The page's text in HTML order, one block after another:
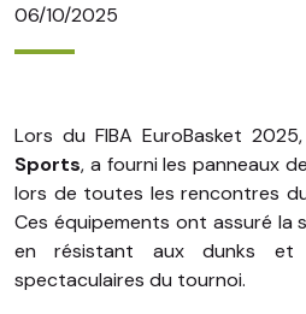
06/10/2025
Lors du FIBA EuroBasket
Sports, a fourni les panneaux
lors de toutes les rencontres
Ces équipements ont assuré la
en résistant aux dunks et
spectaculaires du tournoi.